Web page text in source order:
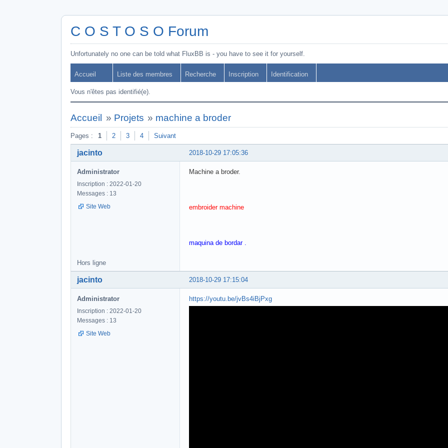
C O S T O S O Forum
Unfortunately no one can be told what FluxBB is - you have to see it for yourself.
Accueil Liste des membres Recherche Inscription Identification
Vous n'êtes pas identifié(e).
Accueil » Projets » machine a broder
Pages : 1 2 3 4 Suivant
2018-10-29 17:05:36
jacinto
Administrator
Inscription : 2022-01-20
Messages : 13
Site Web
Machine a broder.
embroider machine
maquina de bordar .
Hors ligne
2018-10-29 17:15:04
jacinto
Administrator
Inscription : 2022-01-20
Messages : 13
Site Web
https://youtu.be/jvBs4iBjPxg